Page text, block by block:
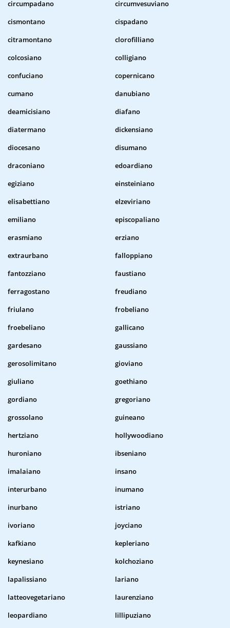
circumpadano
circumvesuviano
cismontano
cispadano
citramontano
clorofilliano
colcosiano
colligiano
confuciano
copernicano
cumano
danubiano
deamicisiano
diafano
diatermano
dickensiano
diocesano
disumano
draconiano
edoardiano
egiziano
einsteiniano
elisabettiano
elzeviriano
emiliano
episcopaliano
erasmiano
erziano
extraurbano
falloppiano
fantozziano
faustiano
ferragostano
freudiano
friulano
frobeliano
froebeliano
gallicano
gardesano
gaussiano
gerosolimitano
gioviano
giuliano
goethiano
gordiano
gregoriano
grossolano
guineano
hertziano
hollywoodiano
huroniano
ibseniano
imalaiano
insano
interurbano
inumano
inurbano
istriano
ivoriano
joyciano
kafkiano
kepleriano
keynesiano
kolchoziano
lapalissiano
lariano
latteovegetariano
laurenziano
leopardiano
lillipuziano